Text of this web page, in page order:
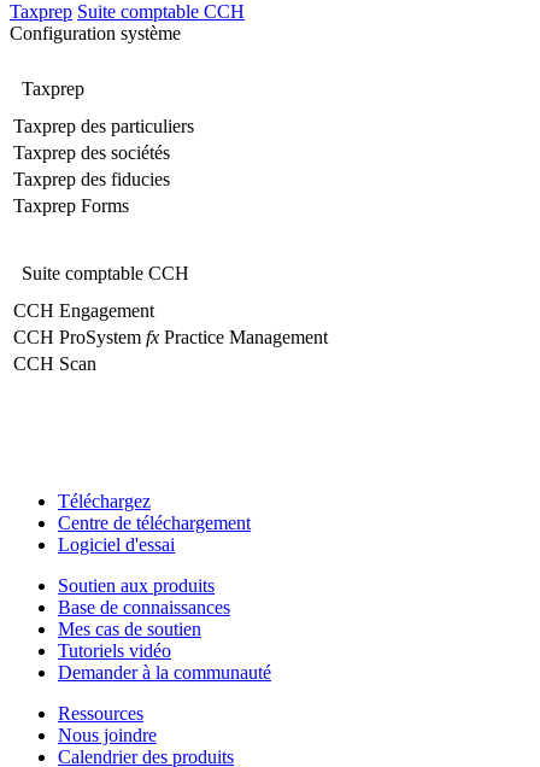
Taxprep Suite comptable CCH
Configuration système
Taxprep
Taxprep des particuliers
Taxprep des sociétés
Taxprep des fiducies
Taxprep Forms
Suite comptable CCH
CCH Engagement
CCH ProSystem fx Practice Management
CCH Scan
Téléchargez
Centre de téléchargement
Logiciel d'essai
Soutien aux produits
Base de connaissances
Mes cas de soutien
Tutoriels vidéo
Demander à la communauté
Ressources
Nous joindre
Calendrier des produits